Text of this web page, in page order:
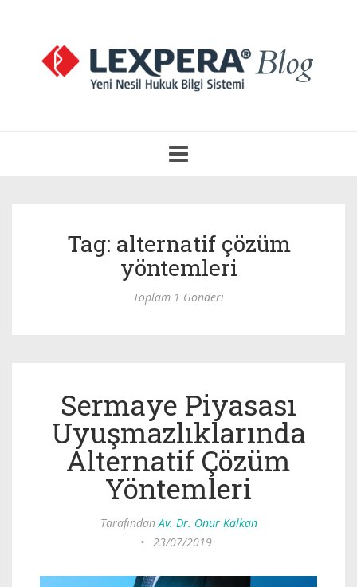
Aç
Tag: alternatif çözüm
yöntemleri
Toplam 1 Gönderi
Sermaye Piyasası
Uyuşmazlıklarında
Alternatif Çözüm
Yöntemleri
TarafındanAv. Dr. Onur Kalkan
• 23/07/2019